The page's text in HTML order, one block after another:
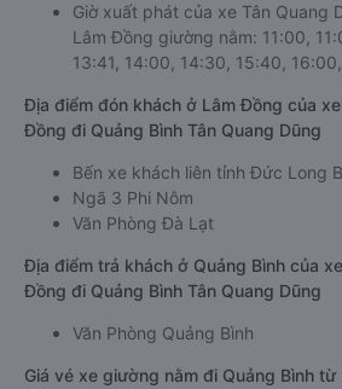
Giờ xuất phát của xe Tân Quang
Lâm Đồng giường nằm: 11:00,
13:41, 14:00, 14:30, 15:40,
Địa điểm đón khách ở Lâm Đồng của
Đồng đi Quảng Bình Tân Quang Dũng
Bến xe khách liên tỉnh Đức Long
Ngã 3 Phi Nôm
Văn Phòng Đà Lạt
Địa điểm trả khách ở Quảng Bình của
Đồng đi Quảng Bình Tân Quang Dũng
Văn Phòng Quảng Bình
Giá vé xe giường nằm đi Quảng Bình